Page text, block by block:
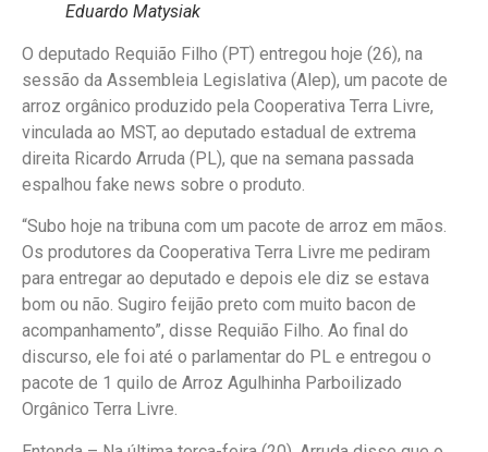
Eduardo Matysiak
O deputado Requião Filho (PT) entregou hoje (26), na
sessão da Assembleia Legislativa (Alep), um pacote de
arroz orgânico produzido pela Cooperativa Terra Livre,
vinculada ao MST, ao deputado estadual de extrema
direita Ricardo Arruda (PL), que na semana passada
espalhou fake news sobre o produto.
“Subo hoje na tribuna com um pacote de arroz em mãos.
Os produtores da Cooperativa Terra Livre me pediram
para entregar ao deputado e depois ele diz se estava
bom ou não. Sugiro feijão preto com muito bacon de
acompanhamento”, disse Requião Filho. Ao final do
discurso, ele foi até o parlamentar do PL e entregou o
pacote de 1 quilo de Arroz Agulhinha Parboilizado
Orgânico Terra Livre.